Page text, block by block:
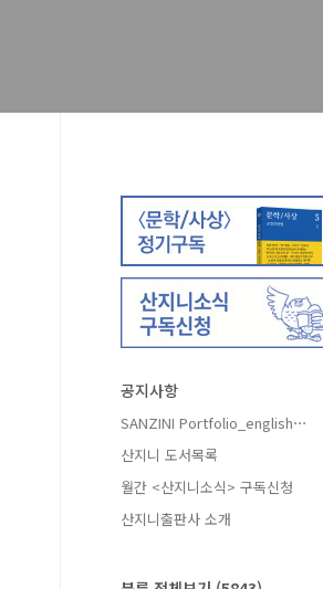
공지사항
SANZINI Portfolio_english⋯
산지니 도서목록
월간 <산지니소식> 구독신청
산지니출판사 소개